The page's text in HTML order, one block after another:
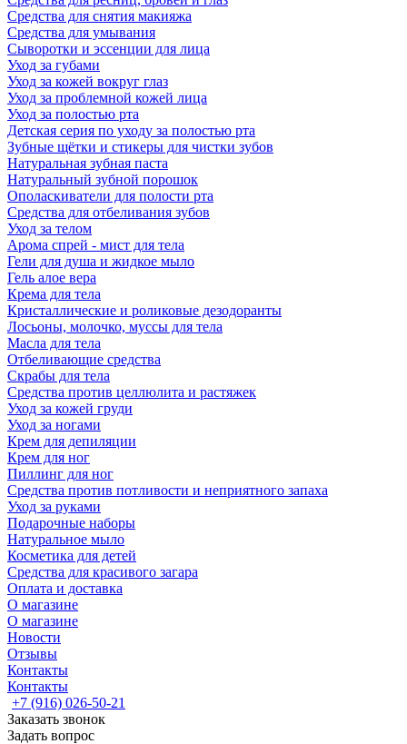
Средства для снятия макияжа
Средства для умывания
Сыворотки и эссенции для лица
Уход за губами
Уход за кожей вокруг глаз
Уход за проблемной кожей лица
Уход за полостью рта
Детская серия по уходу за полостью рта
Зубные щётки и стикеры для чистки зубов
Натуральная зубная паста
Натуральный зубной порошок
Ополаскиватели для полости рта
Средства для отбеливания зубов
Уход за телом
Арома спрей - мист для тела
Гели для душа и жидкое мыло
Гель алое вера
Крема для тела
Кристаллические и роликовые дезодоранты
Лосьоны, молочко, муссы для тела
Масла для тела
Отбеливающие средства
Скрабы для тела
Средства против целлюлита и растяжек
Уход за кожей груди
Уход за ногами
Крем для депиляции
Крем для ног
Пиллинг для ног
Средства против потливости и неприятного запаха
Уход за руками
Подарочные наборы
Натуральное мыло
Косметика для детей
Средства для красивого загара
Оплата и доставка
О магазине
О магазине
Новости
Отзывы
Контакты
Контакты
+7 (916) 026-50-21
Заказать звонок
Задать вопрос